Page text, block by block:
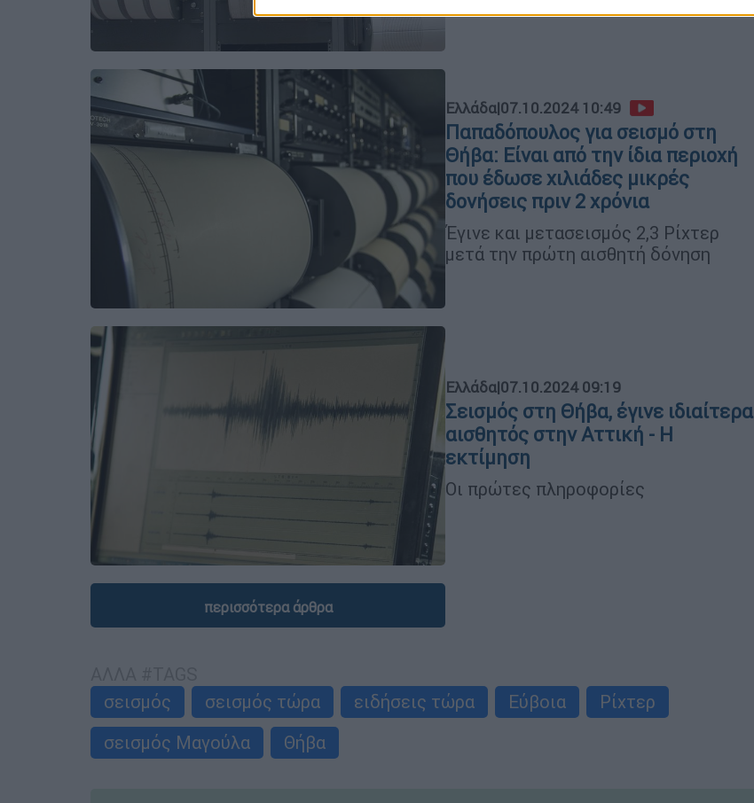
Ελλάδα|07.10.2024 10:49
Παπαδόπουλος για σεισμό στη
Θήβα: Είναι από την ίδια περιοχή
που έδωσε χιλιάδες μικρές
δονήσεις πριν 2 χρόνια
Έγινε και μετασεισμός 2,3 Ρίχτερ
μετά την πρώτη αισθητή δόνηση
Ελλάδα|07.10.2024 09:19
Σεισμός στη Θήβα, έγινε ιδιαίτερα
αισθητός στην Αττική - Η
εκτίμηση
Οι πρώτες πληροφορίες
περισσότερα άρθρα
σεισμός
σεισμός τώρα ειδήσεις τώρα Εύβοια
Ρίχτερ
σεισμός Μαγούλα
Θήβα